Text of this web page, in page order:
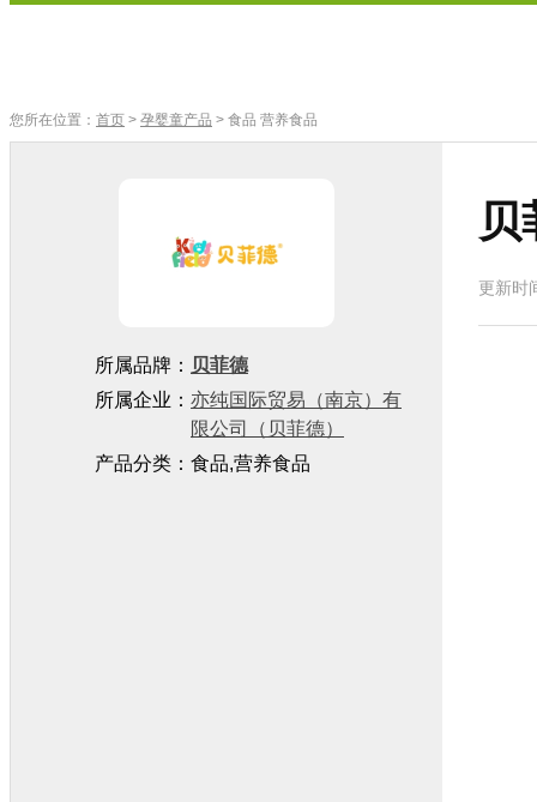
您所在位置： 首页 > 孕婴童产品 > 食品 营养食品
更新
所属品牌： 贝菲德
所属企业： 亦纯国际贸易（南京）有
限公司（贝菲德）
产品分类：食品,营养食品